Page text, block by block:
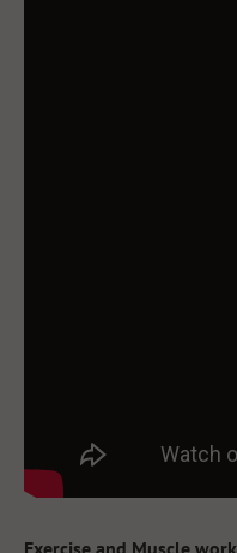
Exercise and Muscle work